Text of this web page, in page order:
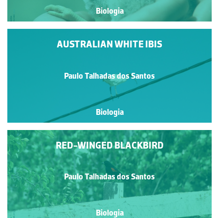
Biologia
AUSTRALIAN WHITE IBIS
Paulo Talhadas dos Santos
Biologia
RED-WINGED BLACKBIRD
Paulo Talhadas dos Santos
Biologia